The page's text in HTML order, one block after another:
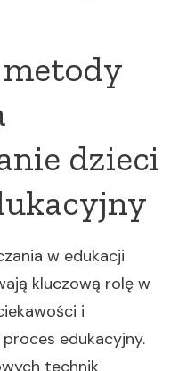
dzieci
w edukacji
kluczową rolę w
i
edukacyjny.
technik